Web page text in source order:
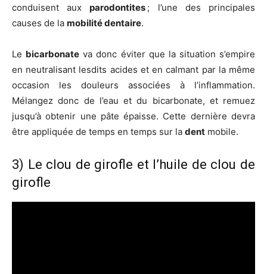
conduisent auxparodontites ; l’une des principales
causes de la mobilité dentaire.
Le bicarbonate va donc éviter que la situation s’empire
en neutralisant lesdits acides et en calmant par la même
occasion les douleurs associées à l’inflammation.
Mélangez donc de l’eau et du bicarbonate, et remuez
jusqu’à obtenir une pâte épaisse. Cette dernière devra
être appliquée de temps en temps sur la dent mobile.
3) Le clou de girofle et l’huile de clou de
girofle